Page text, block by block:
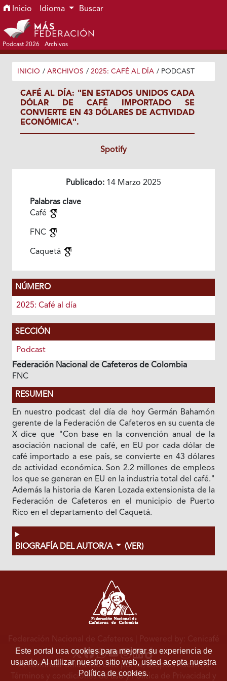
Ir al menú de navegación principal
Ir al contenido principal
Ir al pie de página del sitio
Inicio Idioma Buscar
Podcast 2026 Archivos
INICIO / ARCHIVOS / 2025: CAFÉ AL DÍA / PODCAST
CAFÉ AL DÍA: "EN ESTADOS UNIDOS CADA
DÓLAR DE CAFÉ IMPORTADO SE
CONVIERTE EN 43 DÓLARES DE ACTIVIDAD
ECONÓMICA".
Spotify
Publicado: 14 Marzo 2025
Palabras clave
Café
FNC
Caquetá
NÚMERO
2025: Café al día
SECCIÓN
Podcast
Federación Nacional de Cafeteros de Colombia
FNC
RESUMEN
En nuestro podcast del día de hoy Germán Bahamón
gerente de la Federación de Cafeteros en su cuenta de
X dice que "Con base en la convención anual de la
asociación nacional de café, en EU por cada dólar de
café importado a ese país, se convierte en 43 dólares
de actividad económica. Son 2.2 millones de empleos
los que se generan en EU en la industria total del café."
Además la historia de Karen Lozada extensionista de la
Federación de Cafeteros en el municipio de Puerto
Rico en el departamento del Caquetá.
BIOGRAFÍA DEL AUTOR/A (VER)
Este portal usa cookies para mejorar su experiencia de
usuario. Al utilizar nuestro sitio web, usted acepta nuestra
Política de cookies.
Federación Nacional de Cafeteros | Powered by: Cenicafé
Al continuar utilizando este portal, aceptas nuestros
Términos y condiciones de usoyPolítica de Privacidad y